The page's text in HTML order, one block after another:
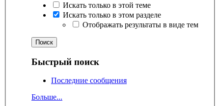
Искать только в этой теме
Искать только в этом разделе
Отображать результаты в виде тем
Быстрый поиск
Последние сообщения
Больше...